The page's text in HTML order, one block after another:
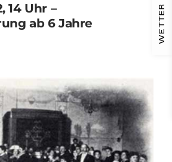
14 Uhr –
ab 6 Jahre
WETTER